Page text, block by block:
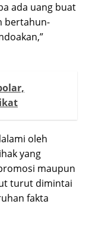
ada uang buat
bertahun-
oleh
yang
maupun
turut dimintai
fakta